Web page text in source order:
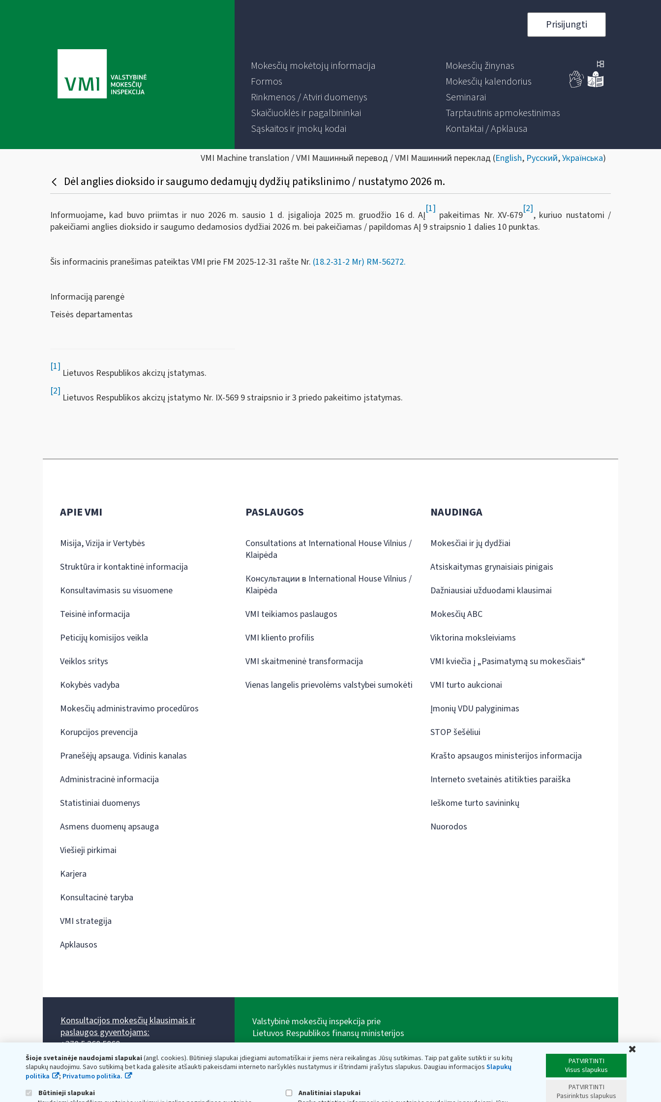
Prisijungti
Mokesčių mokėtojų informacija
Formos
Rinkmenos / Atviri duomenys
Skaičiuoklės ir pagalbininkai
Sąskaitos ir įmokų kodai
Mokesčių žinynas
Mokesčių kalendorius
Seminarai
Tarptautinis apmokestinimas
Kontaktai / Apklausa
VMI Machine translation / VMI Машинный перевод / VMI Машинний переклад (English, Русский,Українська)
Dėl anglies dioksido ir saugumo dedamųjų dydžių patikslinimo / nustatymo 2026 m.
Informuojame, kad buvo priimtas ir nuo 2026 m. sausio 1 d. įsigalioja 2025 m. gruodžio 16 d. AĮ
[1]
pakeitimas Nr. XV-679
[2]
, kuriuo nustatomi /
pakeičiami anglies dioksido ir saugumo dedamosios dydžiai 2026 m. bei pakeičiamas / papildomas AĮ 9 straipsnio 1 dalies 10 punktas.
Šis informacinis pranešimas pateiktas VMI prie FM 2025-12-31 rašte Nr. (18.2-31-2 Mr) RM-56272.
Informaciją parengė
Teisės departamentas
[1]
Lietuvos Respublikos akcizų įstatymas.
[2]
Lietuvos Respublikos akcizų įstatymo Nr. IX-569 9 straipsnio ir 3 priedo pakeitimo įstatymas.
Šioje svetainėje naudojami slapukai(angl. cookies). Būtinieji slapukai įdiegiami automatiškai ir jiems nėra reikalingas Jūsų sutikimas. Taip pat galite sutikti ir su kitų
slapukų naudojimu. Savo sutikimą bet kada galėsite atšaukti pakeisdami interneto naršyklės nustatymus ir ištrindami įrašytus slapukus. Daugiau informacijos Slapukų
politika
; Privatumo politika.
Būtinieji slapukai
Analitiniai slapukai
PATVIRTINTI
Visus slapukus
PATVIRTINTI
Pasirinktus slapukus
APIE VMI
Misija, Vizija ir Vertybės
Struktūra ir kontaktinė informacija
Konsultavimasis su visuomene
Teisinė informacija
Peticijų komisijos veikla
Veiklos sritys
Kokybės vadyba
Mokesčių administravimo procedūros
Korupcijos prevencija
Pranešėjų apsauga. Vidinis kanalas
Administracinė informacija
Statistiniai duomenys
Asmens duomenų apsauga
Viešieji pirkimai
Karjera
Konsultacinė taryba
VMI strategija
Apklausos
PASLAUGOS
Consultations at International House Vilnius /
Klaipėda
Консультации в International House Vilnius /
Klaipėda
VMI teikiamos paslaugos
VMI kliento profilis
VMI skaitmeninė transformacija
Vienas langelis prievolėms valstybei sumokėti
NAUDINGA
Mokesčiai ir jų dydžiai
Atsiskaitymas grynaisiais pinigais
Dažniausiai užduodami klausimai
Mokesčių ABC
Viktorina moksleiviams
VMI kviečia į „Pasimatymą su mokesčiais“
VMI turto aukcionai
Įmonių VDU palyginimas
STOP šešėliui
Krašto apsaugos ministerijos informacija
Interneto svetainės atitikties paraiška
Ieškome turto savininkų
Nuorodos
Konsultacijos mokesčių klausimais ir
paslaugos gyventojams:
+370 5 260 5060
Darbo laikas: I-IV 8.00-17.00, V 8.00-15.45.
Prieššventinę dieną - viena valanda trumpiau.
Kiekvieno mėnesio antrą penktadienį 8.00 val. - 12.00 val.
Valstybinė mokesčių inspekcija prie
Lietuvos Respublikos finansų ministerijos
adresas: Vasario 16-osios g. 14, 01107 Vilnius, Lietuva,
el.paštas:vmi@vmi.lt, E. pristatymo dėžutės adresas
Lietuvos Respublikos finansų ministerijos kaupiami ir
saugomi Juridinių asmenų registre